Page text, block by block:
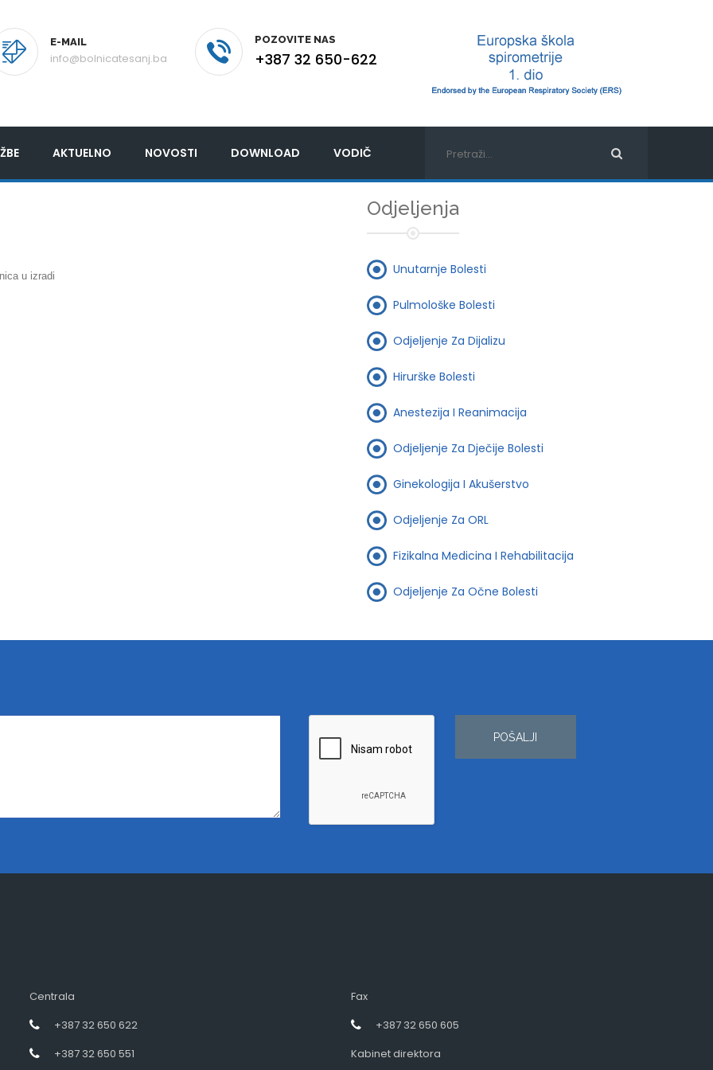
E-MAIL
info@bolnicatesanj.ba
POZOVITE NAS
+387 32 650-622
AKTUELNO NOVOSTI DOWNLOAD VODIČ
u izradi
Odjeljenja
Unutarnje Bolesti
Pulmološke Bolesti
Odjeljenje Za Dijalizu
Hirurške Bolesti
Anestezija I Reanimacija
Odjeljenje Za Dječije Bolesti
Ginekologija I Akušerstvo
Odjeljenje Za ORL
Fizikalna Medicina I Rehabilitacija
Odjeljenje Za Očne Bolesti
POŠALJI
Centrala
+387 32 650 622
+387 32 650 551
Fax
+387 32 650 605
Kabinet direktora